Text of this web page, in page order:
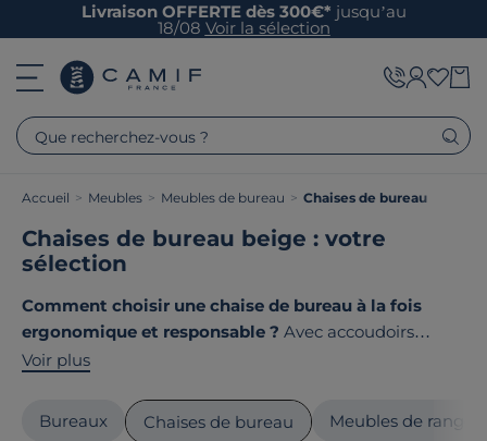
Livraison OFFERTE dès 300€* jusqu’au
18/08 Voir la sélection
Que recherchez-vous ?
Accueil > Meubles > Meubles de bureau > Chaises de bureau
Chaises de bureau beige : votre
sélection
Comment choisir une chaise de bureau à la fois
ergonomique et responsable ? Avec accoudoirs
réglables, dossier ajustable ou assise modulable : les
pour un confort optimal. Chez Camif, nous
sélectionnons des modèles qui allient bien-être au
Voir plus
Bureaux Chaises de bureau Meubles de